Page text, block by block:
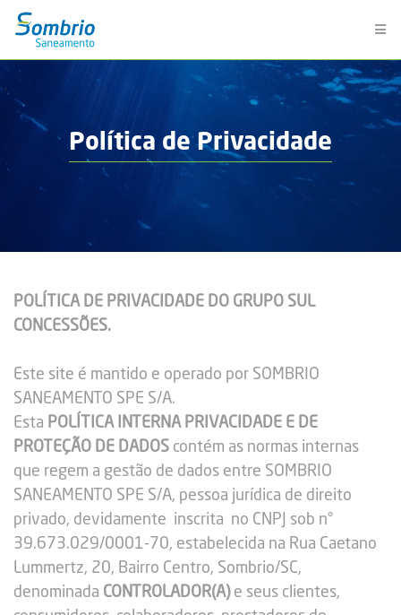
Política de Privacidade
POLÍTICA DE PRIVACIDADE DO GRUPO SUL
CONCESSÕES.
Este site é mantido e operado por SOMBRIO
SANEAMENTO SPE S/A.
Esta POLÍTICA INTERNA PRIVACIDADE E DE
PROTEÇÃO DE DADOS contém as normas internas
que regem a gestão de dados entre SOMBRIO
SANEAMENTO SPE S/A, pessoa jurídica de direito
privado, devidamente inscrita no CNPJ sob n°
39.673.029/0001-70, estabelecida na Rua Caetano
Lummertz, 20, Bairro Centro, Sombrio/SC,
denominada CONTROLADOR(A) e seus clientes,